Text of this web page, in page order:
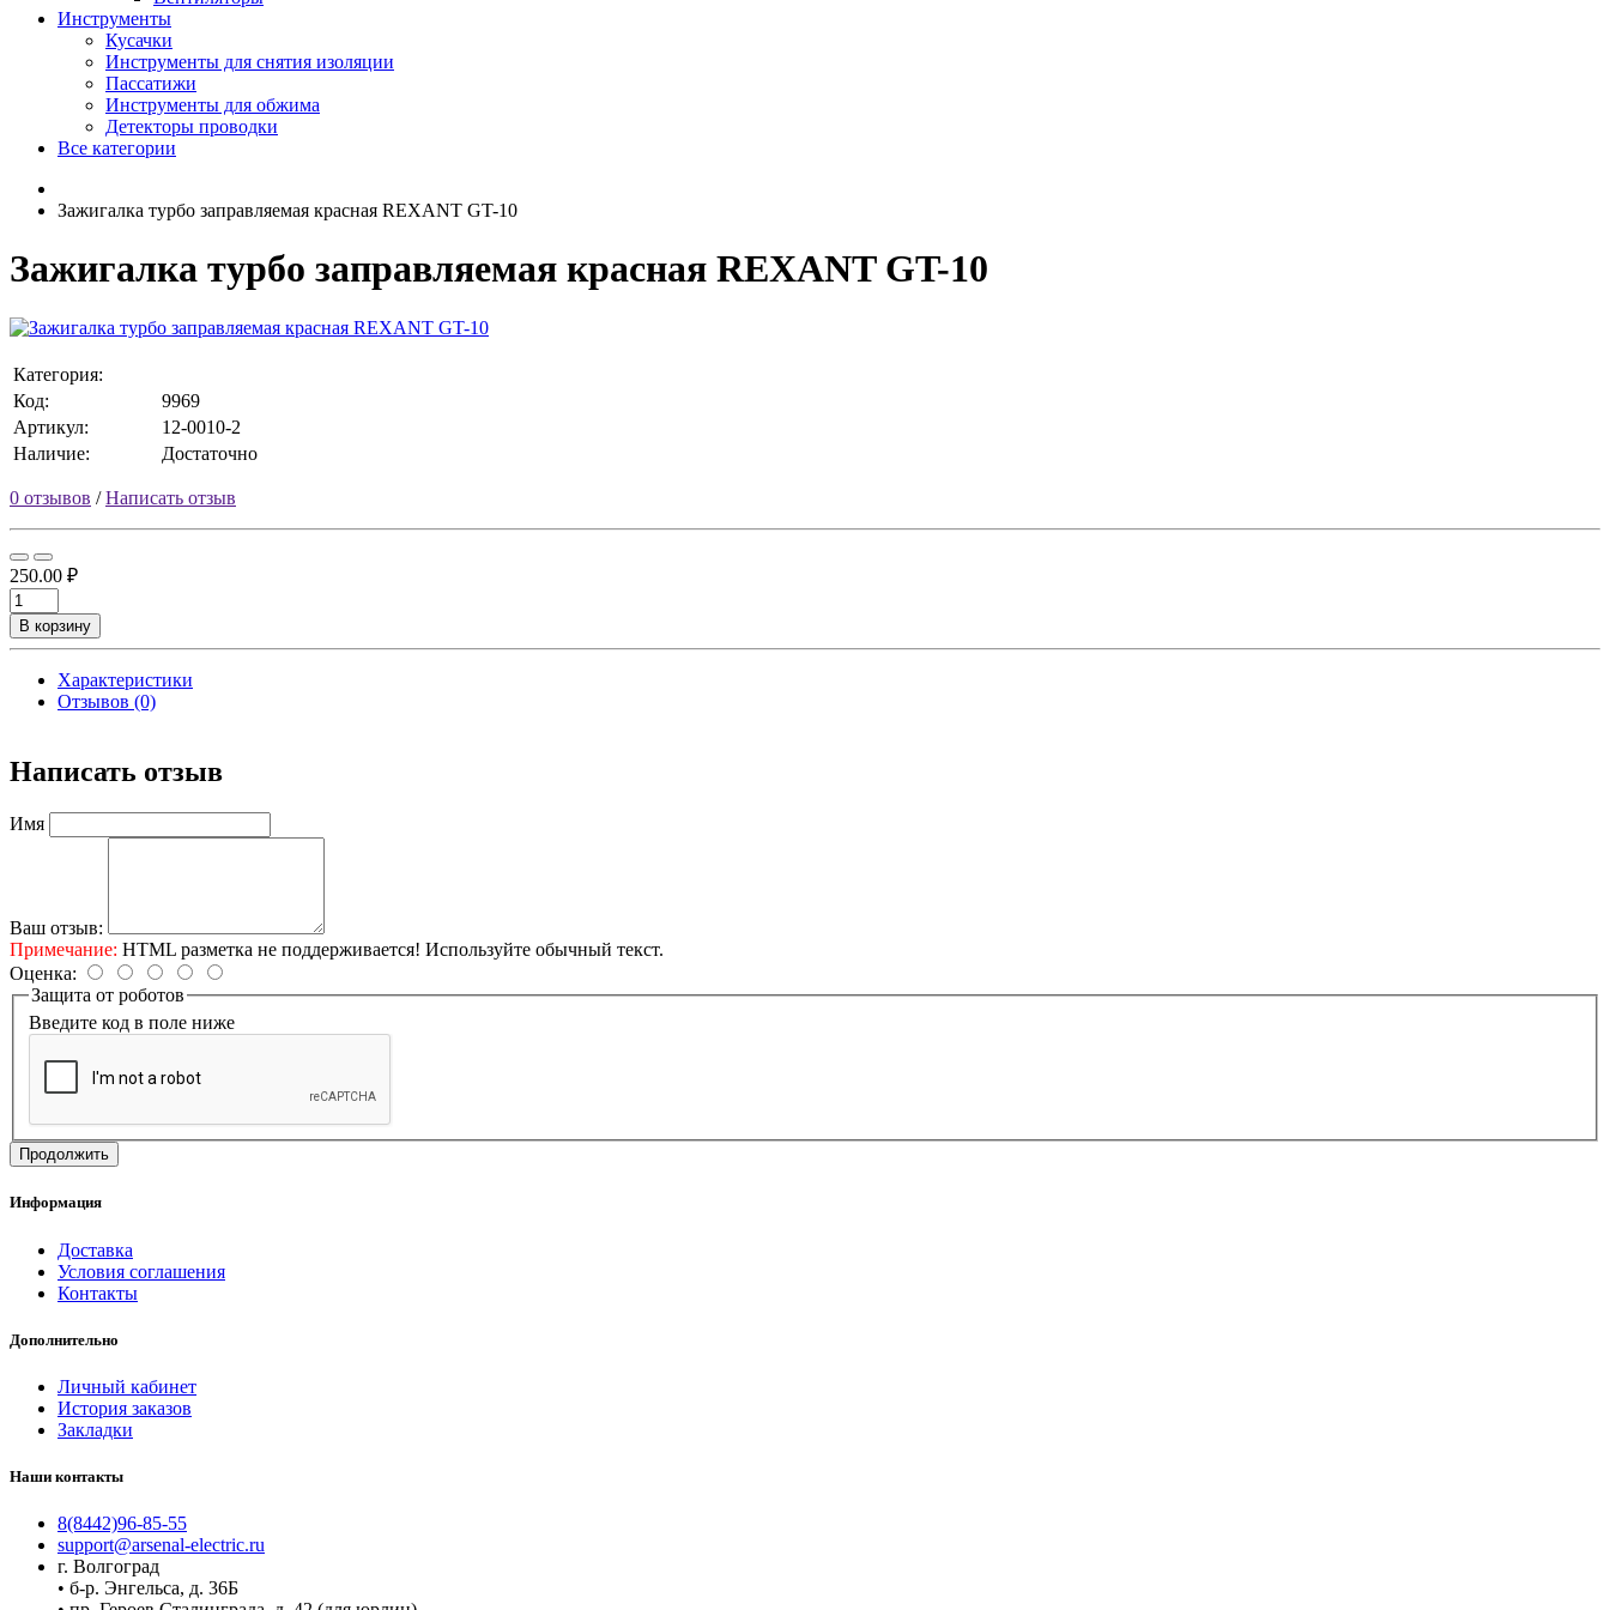
Инструменты
Кусачки
Инструменты для снятия изоляции
Пассатижи
Инструменты для обжима
Детекторы проводки
Все категории
Зажигалка турбо заправляемая красная REXANT GT-10
Зажигалка турбо заправляемая красная REXANT GT-10
Категория:
Код:
9969
Артикул:
12-0010-2
Наличие:
Достаточно
0 отзывов /Написать отзыв
250.00 ₽
В корзину
Характеристики
Отзывов (0)
Написать отзыв
Имя
Ваш отзыв:
Примечание: HTML разметка не поддерживается! Используйте обычный текст.
Оценка:
Защита от роботов
Введите код в поле ниже
Продолжить
Информация
Доставка
Условия соглашения
Контакты
Дополнительно
Личный кабинет
История заказов
Закладки
Наши контакты
8(8442)96-85-55
support@arsenal-electric.ru
г. Волгоград
• б-р. Энгельса, д. 36Б